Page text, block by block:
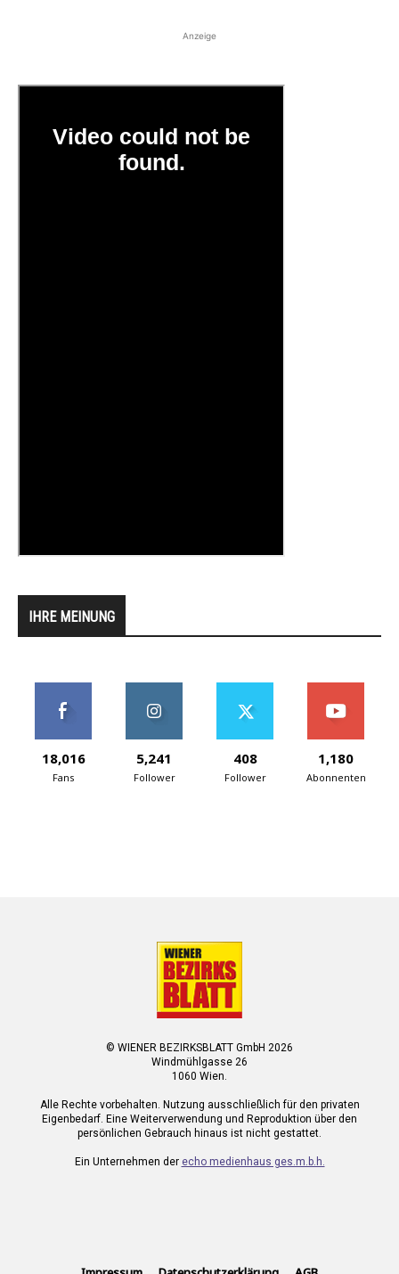
Anzeige
IHRE MEINUNG
18,016
Fans
5,241
Follower
408
Follower
1,180
Abonnenten
© WIENER BEZIRKSBLATT GmbH 2026
Windmühlgasse 26
1060 Wien.
Alle Rechte vorbehalten. Nutzung ausschließlich für den privaten
Eigenbedarf. Eine Weiterverwendung und Reproduktion über den
persönlichen Gebrauch hinaus ist nicht gestattet.
Ein Unternehmen der echo medienhaus ges.m.b.h.